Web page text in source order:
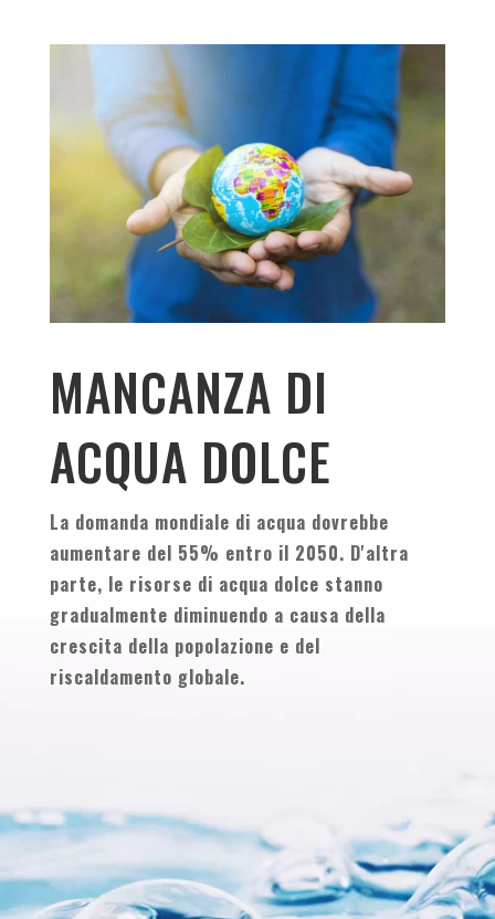
MANCANZA DI
ACQUA DOLCE
La domanda mondiale di acqua dovrebbe
aumentare del 55% entro il 2050. D'altra
parte, le risorse di acqua dolce stanno
gradualmente diminuendo a causa della
crescita della popolazione e del
riscaldamento globale.